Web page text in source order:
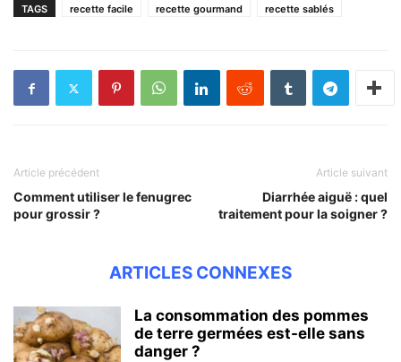
TAGS recette facile recette gourmand recette sablés
Article précédent
Comment utiliser le fenugrec
pour grossir ?
Article suivant
Diarrhée aiguë : quel
traitement pour la soigner ?
ARTICLES CONNEXES
La consommation des pommes
de terre germées est-elle sans
danger ?